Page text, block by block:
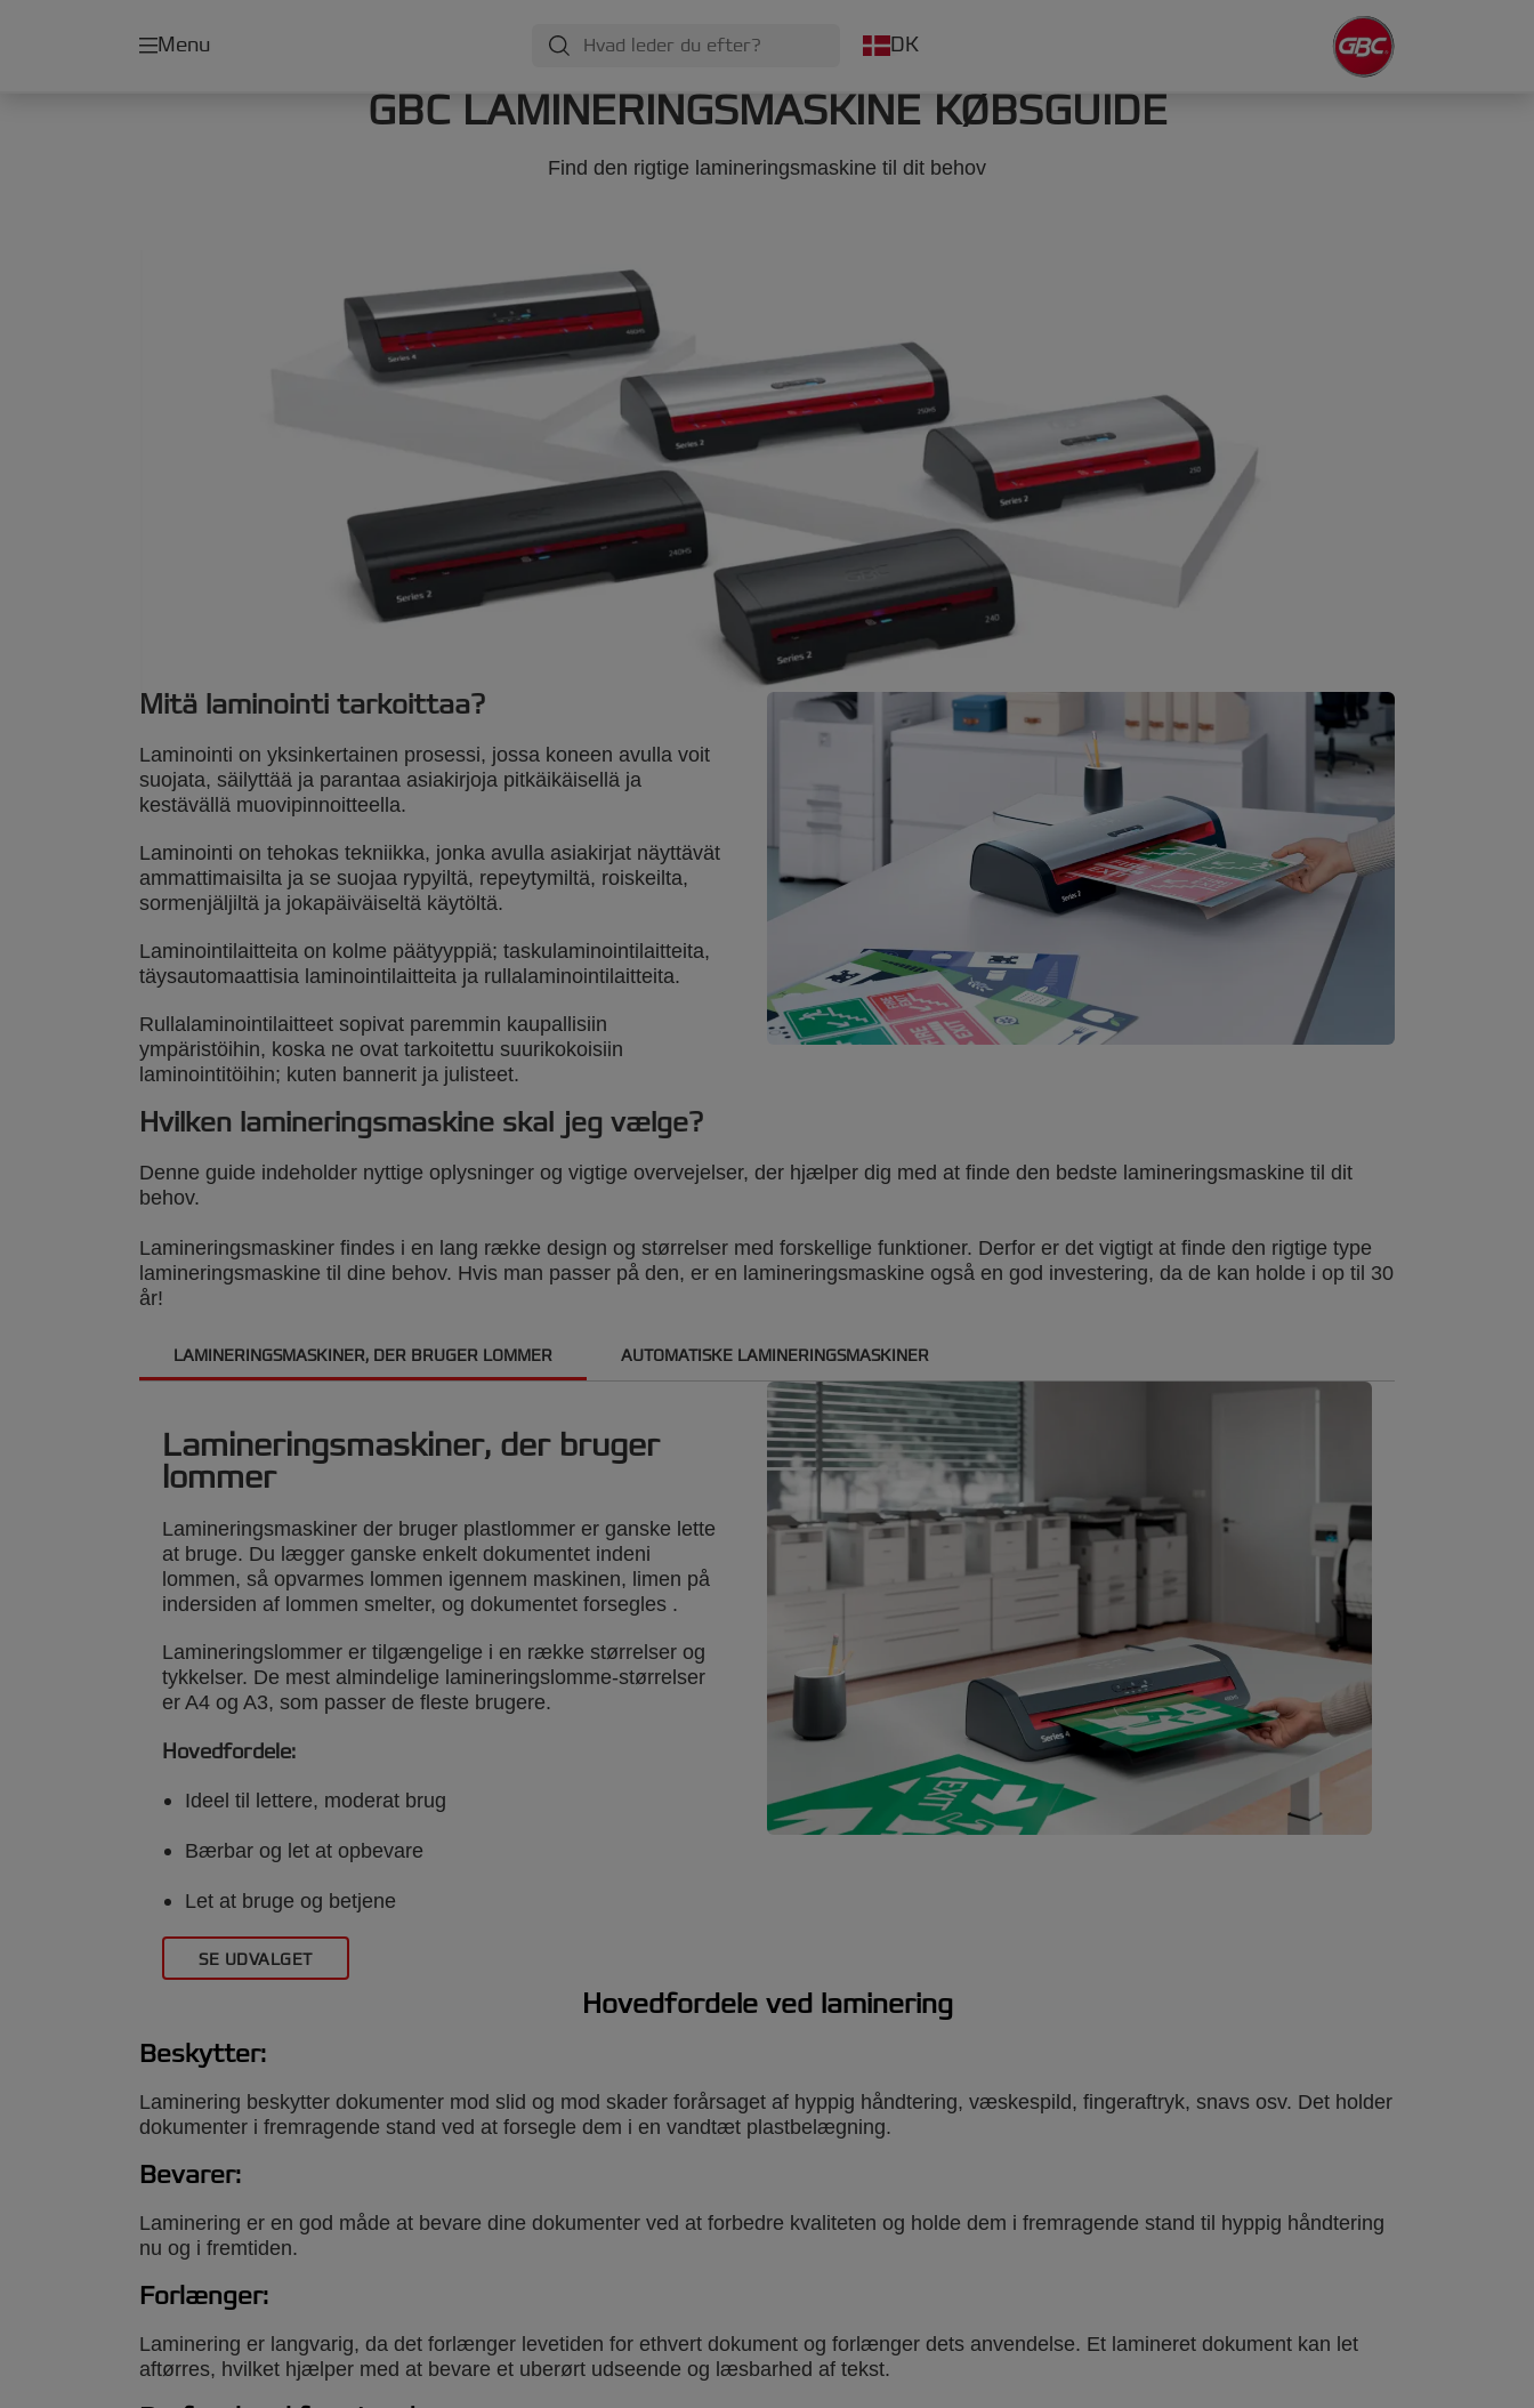
Menu DK
GBC LAMINERINGSMASKINE KØBSGUIDE
Find den rigtige lamineringsmaskine til dit behov
Mitä laminointi tarkoittaa?
Laminointi on yksinkertainen prosessi, jossa koneen avulla voit
suojata, säilyttää ja parantaa asiakirjoja pitkäikäisellä ja
kestävällä muovipinnoitteella.
Laminointi on tehokas tekniikka, jonka avulla asiakirjat näyttävät
ammattimaisilta ja se suojaa rypyiltä, repeytymiltä, roiskeilta,
sormenjäljiltä ja jokapäiväiseltä käytöltä.
Laminointilaitteita on kolme päätyyppiä; taskulaminointilaitteita,
täysautomaattisia laminointilaitteita ja rullalaminointilaitteita.
Rullalaminointilaitteet sopivat paremmin kaupallisiin
ympäristöihin, koska ne ovat tarkoitettu suurikokoisiin
laminointitöihin; kuten bannerit ja julisteet.
Hvilken lamineringsmaskine skal jeg vælge?
Denne guide indeholder nyttige oplysninger og vigtige overvejelser, der hjælper dig med at finde den bedste lamineringsmaskine til dit
behov.
Lamineringsmaskiner findes i en lang række design og størrelser med forskellige funktioner. Derfor er det vigtigt at finde den rigtige type
lamineringsmaskine til dine behov. Hvis man passer på den, er en lamineringsmaskine også en god investering, da de kan holde i op til 30
år!
LAMINERINGSMASKINER, DER BRUGER LOMMER AUTOMATISKE LAMINERINGSMASKINER
Lamineringsmaskiner, der bruger
lommer
Lamineringsmaskiner der bruger plastlommer er ganske lette
at bruge. Du lægger ganske enkelt dokumentet indeni
lommen, så opvarmes lommen igennem maskinen, limen på
indersiden af lommen smelter, og dokumentet forsegles .
Lamineringslommer er tilgængelige i en række størrelser og
tykkelser. De mest almindelige lamineringslomme-størrelser
er A4 og A3, som passer de fleste brugere.
Hovedfordele:
Ideel til lettere, moderat brug
Bærbar og let at opbevare
Let at bruge og betjene
SE UDVALGET
Automatiske lamineringsmaskiner
En automatisk lamineringsmaskine er en fuldautomatisk
maskine, som i høj grad øger produktiviteten sammenlignet
kan automatisk laminere op til 30 A4 og A3 dokumenter i en
omgang, eller skifte til manuel indstilling for ad hoc størrelser.
Maskinen bruger en dobbelsidet filmrullekassette, så der er
ikke behov for lommer.
Hovedfordele:
Ideel til for større mængder dag-til-dag laminering
Hovedfordele ved laminering
Beskytter:
Laminering beskytter dokumenter mod slid og mod skader forårsaget af hyppig håndtering, væskespild, fingeraftryk, snavs osv. Det holder
dokumenter i fremragende stand ved at forsegle dem i en vandtæt plastbelægning.
Bevarer:
Laminering er en god måde at bevare dine dokumenter ved at forbedre kvaliteten og holde dem i fremragende stand til hyppig håndtering
nu og i fremtiden.
Forlænger:
Laminering er langvarig, da det forlænger levetiden for ethvert dokument og forlænger dets anvendelse. Et lamineret dokument kan let
aftørres, hvilket hjælper med at bevare et uberørt udseende og læsbarhed af tekst.